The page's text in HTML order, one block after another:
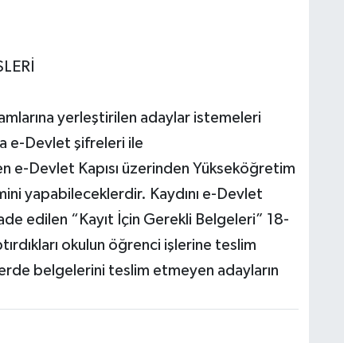
yerleştirilen adaylar istemeleri
e-Devlet şifreleri ile
Devlet Kapısı üzerinden Yükseköğretim
yapabileceklerdir. Kaydını e-Devlet
edilen “Kayıt İçin Gerekli Belgeleri” 18-
okulun öğrenci işlerine teslim
belgelerini teslim etmeyen adayların